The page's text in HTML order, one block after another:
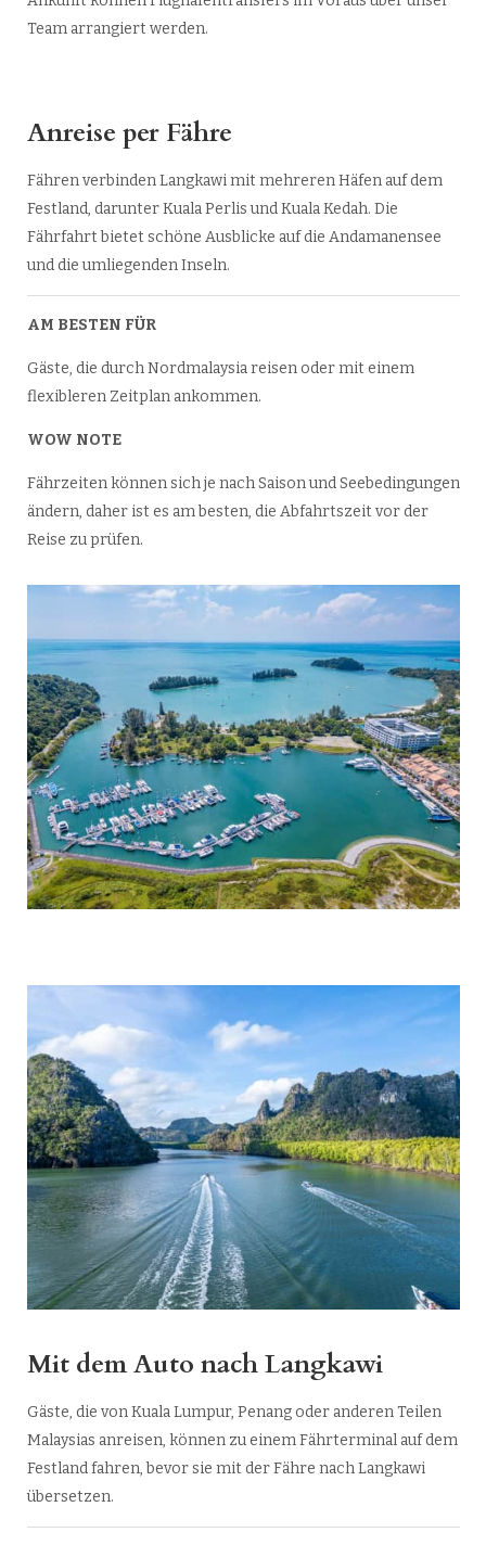
Team arrangiert werden.
Anreise per Fähre
Fähren verbinden Langkawi mit mehreren Häfen auf dem
Festland, darunter Kuala Perlis und Kuala Kedah. Die
Fährfahrt bietet schöne Ausblicke auf die Andamanensee
und die umliegenden Inseln.
AM BESTEN FÜR
Gäste, die durch Nordmalaysia reisen oder mit einem
flexibleren Zeitplan ankommen.
WOW NOTE
Fährzeiten können sich je nach Saison und Seebedingungen
ändern, daher ist es am besten, die Abfahrtszeit vor der
Reise zu prüfen.
Mit dem Auto nach Langkawi
Gäste, die von Kuala Lumpur, Penang oder anderen Teilen
Malaysias anreisen, können zu einem Fährterminal auf dem
Festland fahren, bevor sie mit der Fähre nach Langkawi
übersetzen.